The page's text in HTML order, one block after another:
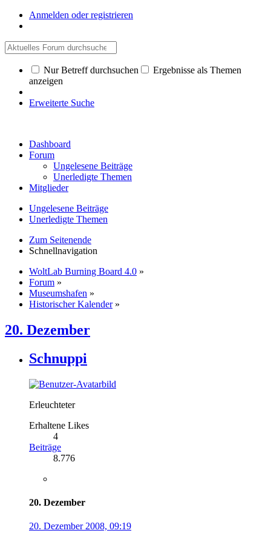
Anmelden oder registrieren
Nur Betreff durchsuchen
Ergebnisse als Themen
anzeigen
Erweiterte Suche
Dashboard
Forum
Ungelesene Beiträge
Unerledigte Themen
Mitglieder
Ungelesene Beiträge
Unerledigte Themen
Zum Seitenende
Schnellnavigation
WoltLab Burning Board 4.0 »
Forum »
Museumshafen »
Historischer Kalender »
20. Dezember
Schnuppi
Erleuchteter
Erhaltene Likes
4
Beiträge
8.776
20. Dezember
20. Dezember 2008, 09:19